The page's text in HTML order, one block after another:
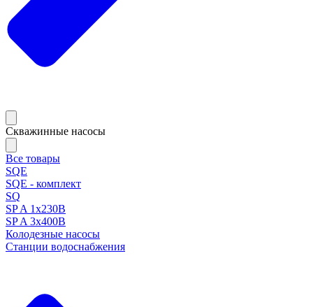
Скважинные насосы
Все товары
SQE
SQE - комплект
SQ
SP A 1x230В
SP A 3x400В
Колодезные насосы
Станции водоснабжения